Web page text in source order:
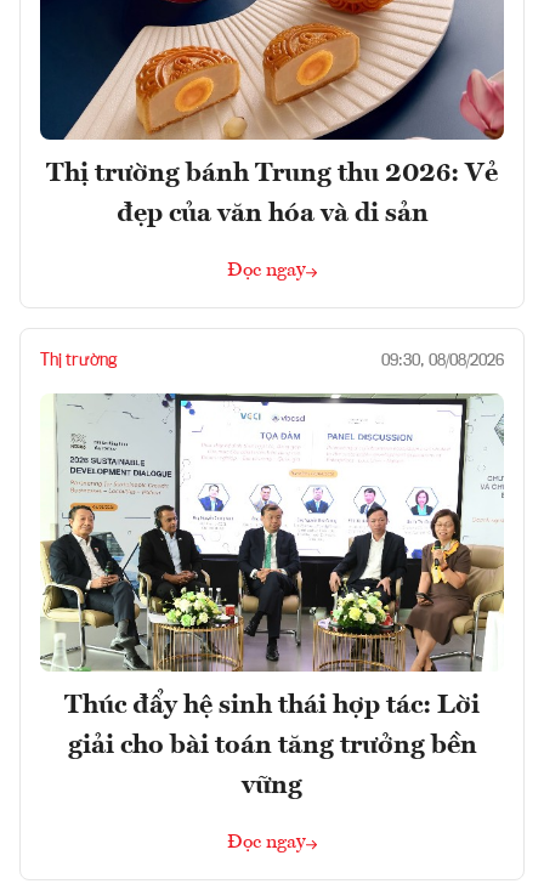
Thị trường bánh Trung thu 2026: Vẻ
đẹp của văn hóa và di sản
Đọc ngay
Thị trường 09:30, 08/08/2026
Thúc đẩy hệ sinh thái hợp tác: Lời
giải cho bài toán tăng trưởng bền
vững
Đọc ngay